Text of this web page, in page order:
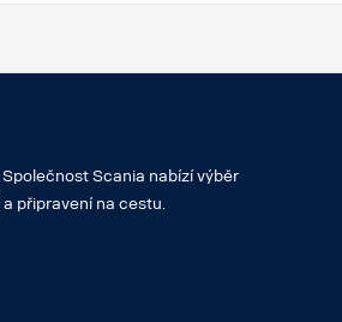
Scania nabízí výběr
připravení na cestu.